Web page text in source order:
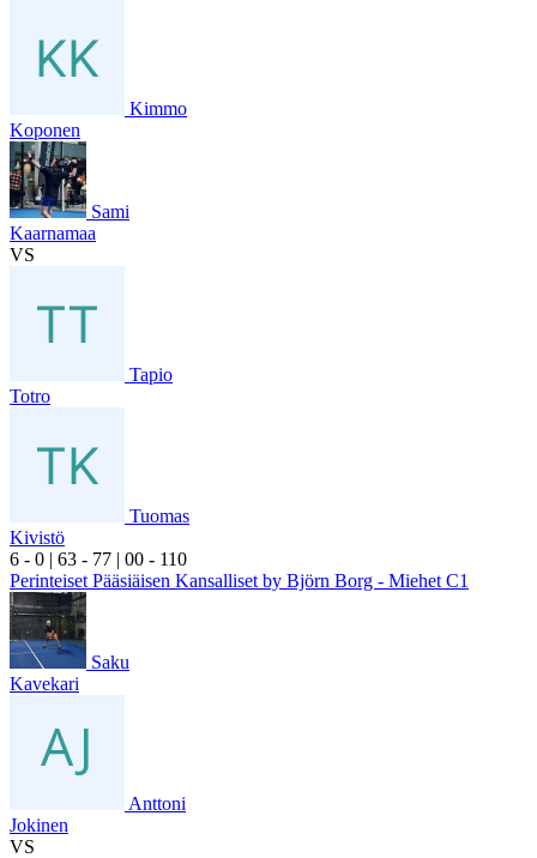
Kimmo
Koponen
Sami
Kaarnamaa
VS
Tapio
Totro
Tuomas
Kivistö
6 - 0 | 63 - 77 | 00 - 110
Perinteiset Pääsiäisen Kansalliset by Björn Borg - Miehet C1
Saku
Kavekari
Anttoni
Jokinen
VS